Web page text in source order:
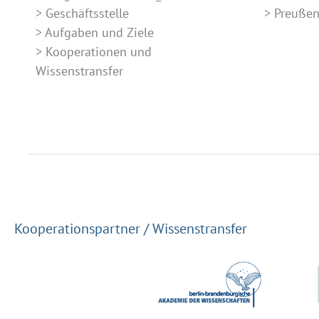
Geschäftsstelle
Aufgaben und Ziele
Kooperationen und
Wissenstransfer
Preußen
Kooperationspartner / Wissenstransfer